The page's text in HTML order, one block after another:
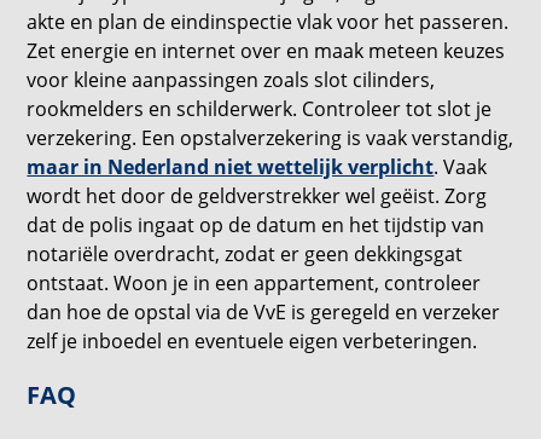
akte en plan de eindinspectie vlak voor het passeren.
Zet energie en internet over en maak meteen keuzes
voor kleine aanpassingen zoals slot cilinders,
rookmelders en schilderwerk. Controleer tot slot je
verzekering. Een opstalverzekering is vaak verstandig,
maar in Nederland niet wettelijk verplicht. Vaak
wordt het door de geldverstrekker wel geëist. Zorg
dat de polis ingaat op de datum en het tijdstip van
notariële overdracht, zodat er geen dekkingsgat
ontstaat. Woon je in een appartement, controleer
dan hoe de opstal via de VvE is geregeld en verzeker
zelf je inboedel en eventuele eigen verbeteringen.
FAQ